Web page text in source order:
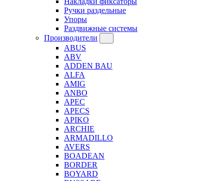
Ручки раздельные
Упоры
Раздвижные системы
Производители
ABUS
ABV
ADDEN BAU
ALFA
AMIG
ANBO
APEC
APECS
APIKO
ARCHIE
ARMADILLO
AVERS
BOADEAN
BORDER
BOYARD